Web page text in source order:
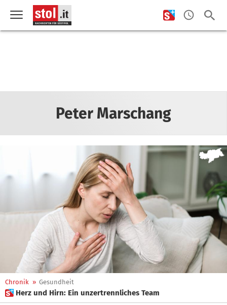
Peter Marschang
Chronik » Gesundheit
 Herz und Hirn: Ein unzertrennliches Team